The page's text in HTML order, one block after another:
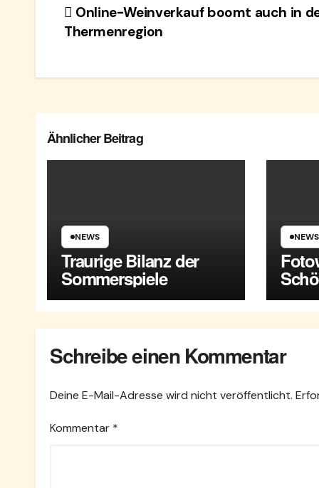
Beitragsnavigation
Online-Weinverkauf boomt auch in
Thermenregion
Ähnlicher Beitrag
NEWS
Traurige Bilanz der
Sommerspiele
NEWS
Schreibe einen Kommentar
Deine E-Mail-Adresse wird nicht veröffentlicht.
Kommentar *